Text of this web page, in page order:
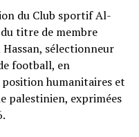
du Club sportif Al-
titre de membre
sélectionneur
football, en
position humanitaires et
palestinien, exprimées